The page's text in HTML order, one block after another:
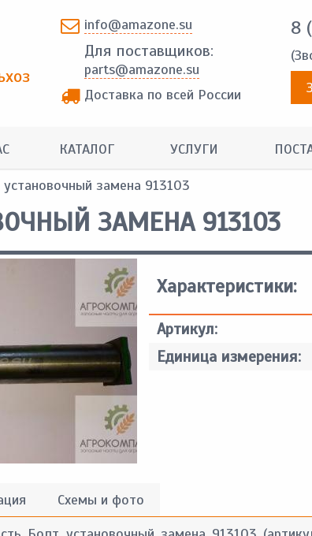
info@amazone.su
Для поставщиков:
parts@amazone.su
Доставка по всей России
8
КАТАЛОГ УСЛУГИ
замена 913103
ЗАМЕНА 913103
Характеристики:
Артикул:
Единица измерения:
Схемы и фото